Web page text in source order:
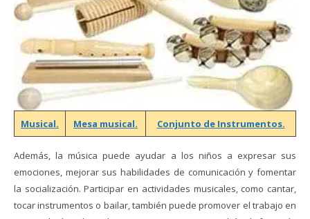
Musical. Mesa musical. Conjunto de Instrumentos.
Además, la música puede ayudar a los niños a expresar sus
emociones, mejorar sus habilidades de comunicación y fomentar
la socialización. Participar en actividades musicales, como cantar,
tocar instrumentos o bailar, también puede promover el trabajo en